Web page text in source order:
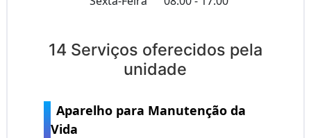
14 Serviços oferecidos pela
unidade
Aparelho para Manutenção da
Vida